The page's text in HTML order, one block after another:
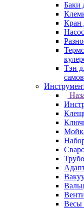
Баки
Кран
Тэн
Весы